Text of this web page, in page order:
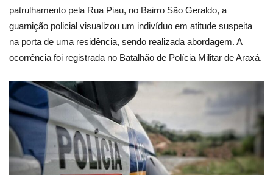
patrulhamento pela Rua Piau, no Bairro São Geraldo, a
guarnição policial visualizou um indivíduo em atitude suspeita
na porta de uma residência, sendo realizada abordagem. A
ocorrência foi registrada no Batalhão de Polícia Militar de Araxá.